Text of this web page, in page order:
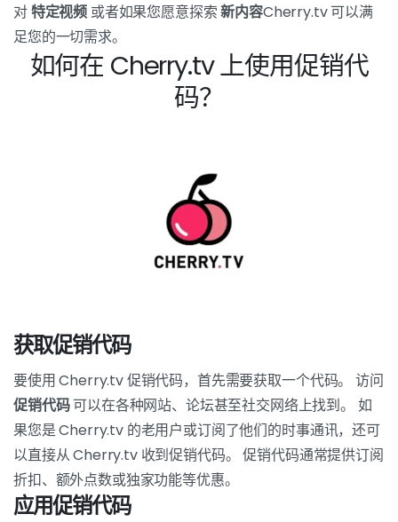
对特定视频 或者如果您愿意探索新内容Cherry.tv 可以满
足您的一切需求。
如何在 Cherry.tv 上使用促销代
码？
获取促销代码
要使用 Cherry.tv 促销代码，首先需要获取一个代码。 访问
促销代码可以在各种网站、论坛甚至社交网络上找到。 如
果您是 Cherry.tv 的老用户或订阅了他们的时事通讯，还可
以直接从 Cherry.tv 收到促销代码。 促销代码通常提供订阅
折扣、额外点数或独家功能等优惠。
应用促销代码